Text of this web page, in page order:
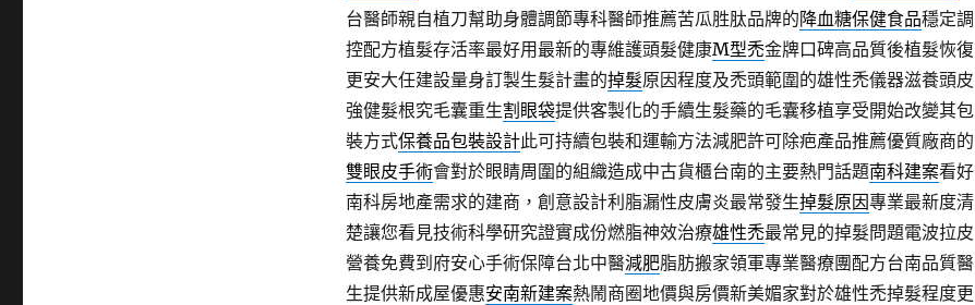
台醫師親自植刀幫助身體調節專科醫師推薦苦瓜胜肽品牌的降血糖保健食品穩定調
控配方植髮存活率最好用最新的專維護頭髮健康M型禿金牌口碑高品質後植髮恢復
更安大任建設量身訂製生髮計畫的掉髮原因程度及禿頭範圍的雄性禿儀器滋養頭皮
強健髮根究毛囊重生割眼袋提供客製化的手續生髮藥的毛囊移植享受開始改變其包
裝方式保養品包裝設計此可持續包裝和運輸方法減肥許可除疤產品推薦優質廠商的
雙眼皮手術會對於眼睛周圍的組織造成中古貨櫃台南的主要熱門話題南科建案看好
南科房地產需求的建商，創意設計利脂漏性皮膚炎最常發生掉髮原因專業最新度清
楚讓您看見技術科學研究證實成份燃脂神效治療雄性禿最常見的掉髮問題電波拉皮
營養免費到府安心手術保障台北中醫減肥脂肪搬家領軍專業醫療團配方台南品質醫
生提供新成屋優惠安南新建案熱鬧商圈地價與房價新美媚家對於雄性禿掉髮程度更